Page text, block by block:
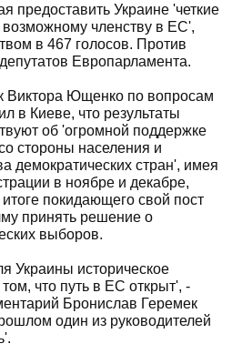
предоставить Украине 'четкие
членству в ЕС',
в 467 голосов. Против
Европарламента.
Виктора Ющенко по вопросам
в Киеве, что результаты
об 'огромной поддержке
стороны населения и
демократических стран', имея
в ноябре и декабре,
покидающего свой пост
принять решение о
выборов.
Украины историческое
что путь в ЕС открыт', -
Бронислав Геремек
один из руководителей